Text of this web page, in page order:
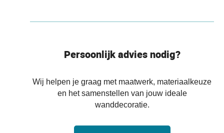
Persoonlijk advies nodig?
Wij helpen je graag met maatwerk, materiaalkeuze
en het samenstellen van jouw ideale
wanddecoratie.